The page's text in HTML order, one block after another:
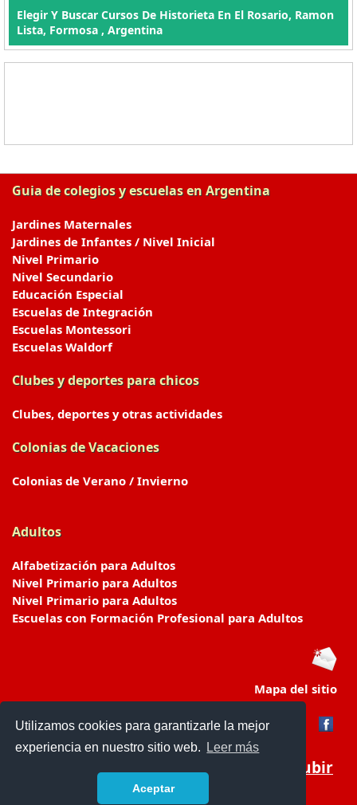
Utilizamos cookies para garantizarle la mejor
experiencia en nuestro sitio web.
Leer más
Aceptar
Elegir Y Buscar Cursos De Historieta En El Rosario, Ramon
Lista, Formosa , Argentina
Guia de colegios y escuelas en Argentina
Jardines Maternales
Jardines de Infantes / Nivel Inicial
Nivel Primario
Nivel Secundario
Educación Especial
Escuelas de Integración
Escuelas Montessori
Escuelas Waldorf
Clubes y deportes para chicos
Clubes, deportes y otras actividades
Colonias de Vacaciones
Colonias de Verano / Invierno
Adultos
Alfabetización para Adultos
Nivel Primario para Adultos
Nivel Primario para Adultos
Escuelas con Formación Profesional para Adultos
Mapa del sitio
Subir